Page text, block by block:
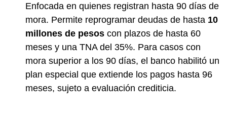
Enfocada en quienes registran hasta 90 días de
mora. Permite reprogramar deudas de hasta 10
millones de pesos con plazos de hasta 60
meses y una TNA del 35%. Para casos con
mora superior a los 90 días, el banco habilitó un
plan especial que extiende los pagos hasta 96
meses, sujeto a evaluación crediticia.